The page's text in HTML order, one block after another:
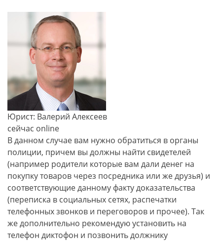
Юрист: Валерий Алексеев
сейчас online
В данном случае вам нужно обратиться в органы
полиции, причем вы должны найти свидетелей
(например родители которые вам дали денег на
покупку товаров через посредника или же друзья) и
соответствующие данному факту доказательства
(переписка в социальных сетях, распечатки
телефонных звонков и переговоров и прочее). Так
же дополнительно рекомендую установить на
телефон диктофон и позвонить должнику